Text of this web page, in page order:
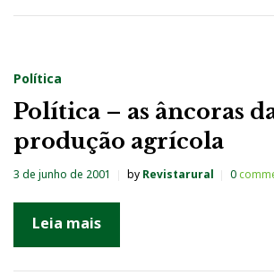
Política
Política – as âncoras
produção agrícola
3 de junho de 2001 by Revistarural 0
Leia mais